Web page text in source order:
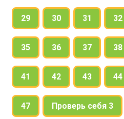
29 30 31 32
35 36 37 38
41 42 43 44
47 Проверь себя 3